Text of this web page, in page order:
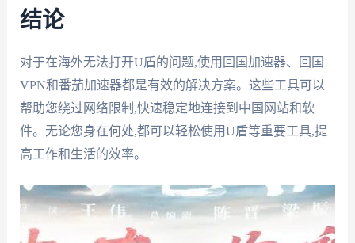
结论
对于在海外无法打开U盾的问题,使用回国加速器、回国
VPN和番茄加速器都是有效的解决方案。这些工具可以
帮助您绕过网络限制,快速稳定地连接到中国网站和软
件。无论您身在何处,都可以轻松使用U盾等重要工具,提
高工作和生活的效率。